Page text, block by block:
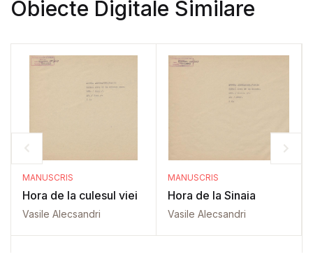
Obiecte Digitale Similare
MANUSCRIS
Hora de la culesul viei
Vasile Alecsandri
MANUSCRIS
Hora de la Sinaia
Vasile Alecsandri